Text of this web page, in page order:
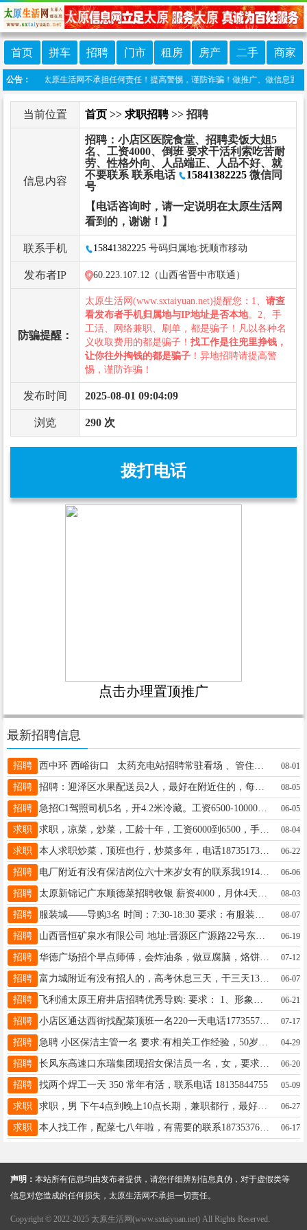
首页 拼车 招聘 门市 租房 房产 二手 商家
公告：
发布，太原生活网不承担任何责任！提高警惕，谨防诈骗！做推广、做信息置顶
当前位置 首页 >> 求职招聘>> 招聘
信息内容
招聘：小店区医院食堂、招聘卖饭大姐5
名、工资4000、倒班 要求干活利索吃苦耐
劳、性格外向、人品端正、人品不好、就
不要联系 联系电话
15841382225 微信同
号
【电话咨询时，请一定说明在太原生活网
看到的，谢谢！】
联系手机 15841382225 号码归属地:抚顺市移动
发布者IP 60.223.107.12（山西省晋中市联通）
防骗提醒：
太原生活网(www.sxtaiyuan.net)提醒您：1、 请查
看发布者手机归属地与IP地址是否本地。2、手
工活、网络兼职、刷单，都是骗子！凡以各种名
义收取费用的都是骗子！ 找工作是往兜里挣钱，
让你往外掏钱的都是骗子 ！异地招聘请提高警
惕，谨防诈骗！
发布时间 2025-08-01 09:04:09
浏览 290 次
拨打电话
点击办理置顶推广
最新招聘信息
招聘 08-01
招聘 招聘：迎泽区水果配送员2人，最好在附近住的，每天单量稳定，收入6000+，做过水果配送的人员优先录用。电话18636813602 08-05
招聘 急招C1驾照司机5名，开4.2米冷藏。工资6500-10000需装卸吃苦耐劳者来联系方式17735114007 06-05
求职 求职，凉菜，炒菜，工龄十年，工资6000到6500，手机号15835464272 08-04
求职 本人求职炒菜，顶班也行，炒菜多年，电话18735173583 06-22
招聘 电厂附近有没有保洁岗位六十来岁女有的联系我19147833384 06-06
招聘 08-03
招聘 08-07
招聘 山西晋恒矿泉水有限公司 地址:晋源区广源路22号东庄小微企业创业基地车间女工数名 薪资待遇:3000-3800 要求: 年龄25-60岁 联系方式: 18735180643 06-19
招聘 华德广场招个早点师傅，会炸油条，做豆腐脑，烙饼，熬粥。工资4000左右！ 再找个中午收银的小时工，要求记忆力好点的。 电话13581991949 07-12
招聘 富力城附近有没有招人的，高考休息三天，干三天13994220185 06-07
招聘 06-21
招聘 小店区通达西街找配菜顶班一名220一天电话17735577399 07-17
招聘 04-29
招聘 长风东高速口东瑞集团现招女保洁员一名，女，要求身体健康，吃苦耐劳.年龄60岁以下 工作时间:早7:00-12:00下午2:00-6:00.管三餐，工作轻松，工资2500左右 联系电话：13485300733赵主管 06-20
招聘 找两个焊工一天 350 常年有活，联系电话 18135844755 05-09
求职 求职，男 下午4点到晚上10点长期，兼职都行，最好在兴华街附近电话13613489108 06-27
求职 本人找工作，配菜七八年啦，有需要的联系18735376787长期合作。 06-17
声明： 本站所有信息均由发布者提供，请您仔细辨别信息真伪，对于虚假类等
信息对您造成的任何损失，太原生活网不承担一切责任。
Copyright © 2022-2025 太原生活网(www.sxtaiyuan.net) All Rights Reserved.